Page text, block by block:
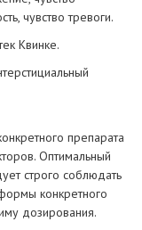
чувство тревоги.
Квинке.
препарата
Оптимальный
строго соблюдать
конкретного
дозирования.